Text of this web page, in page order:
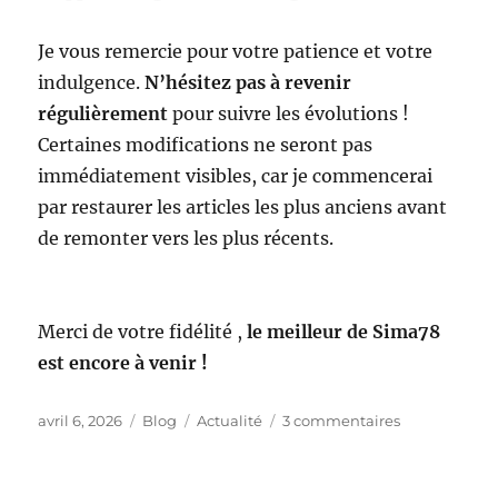
Je vous remercie pour votre patience et votre
indulgence.N’hésitez pas à revenir
régulièrement pour suivre les évolutions !
Certaines modifications ne seront pas
immédiatement visibles, car je commencerai
par restaurer les articles les plus anciens avant
de remonter vers les plus récents.
Merci de votre fidélité ,le meilleur de Sima78
est encore à venir !
Publié
avril 6, 2026 Catégories
Blog Étiquettes
Actualité 3 commentairessur